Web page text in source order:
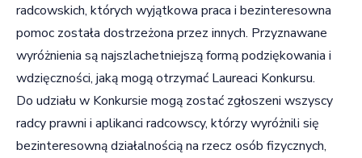
radcowskich, których wyjątkowa praca i bezinteresowna
pomoc została dostrzeżona przez innych. Przyznawane
wyróżnienia są najszlachetniejszą formą podziękowania i
wdzięczności, jaką mogą otrzymać Laureaci Konkursu.
Do udziału w Konkursie mogą zostać zgłoszeni wszyscy
radcy prawni i aplikanci radcowscy, którzy wyróżnili się
bezinteresowną działalnością na rzecz osób fizycznych,